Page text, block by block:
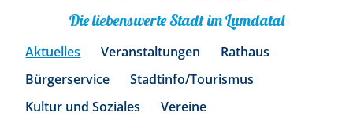
Die liebenswerte Stadt im Lumdatal
Aktuelles Veranstaltungen
Rathaus
Bürgerservice
Stadtinfo/Tourismus
Kultur und Soziales
Vereine